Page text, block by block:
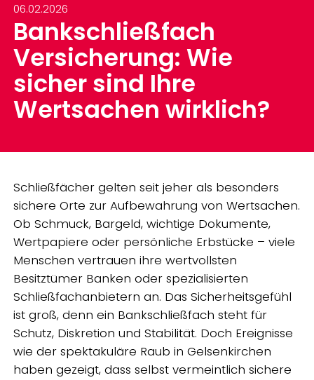
06.02.2026
Bankschließfach
Versicherung: Wie
sicher sind Ihre
Wertsachen wirklich?
Schließfächer gelten seit jeher als besonders
sichere Orte zur Aufbewahrung von Wertsachen.
Ob Schmuck, Bargeld, wichtige Dokumente,
Wertpapiere oder persönliche Erbstücke – viele
Menschen vertrauen ihre wertvollsten
Besitztümer Banken oder spezialisierten
Schließfachanbietern an. Das Sicherheitsgefühl
ist groß, denn ein Bankschließfach steht für
Schutz, Diskretion und Stabilität. Doch Ereignisse
wie der spektakuläre Raub in Gelsenkirchen
haben gezeigt, dass selbst vermeintlich sichere